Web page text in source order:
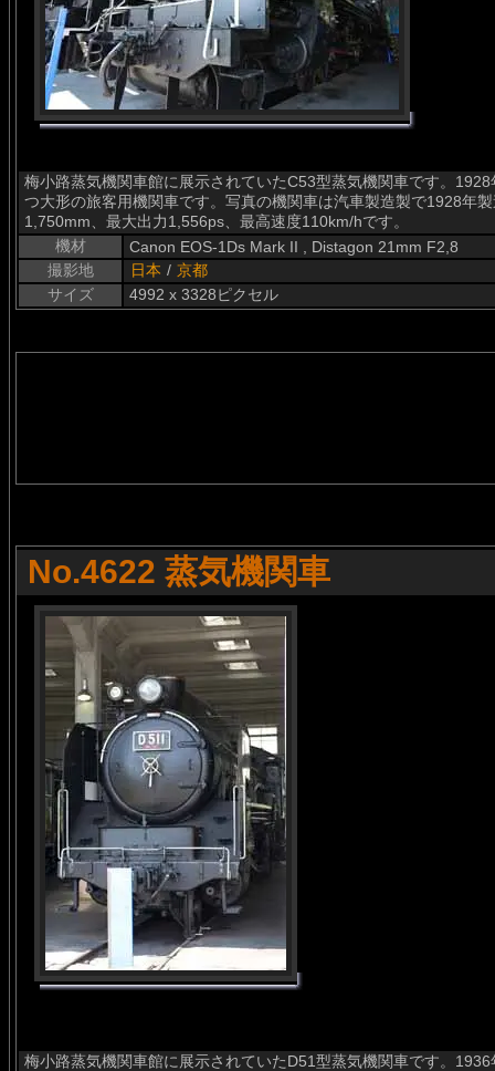
梅小路蒸気機関車館に展示されていたC53型蒸気機関車です。
つ大形の旅客用機関車です。写真の機関車は汽車製造製で1928年
1,750mm、最大出力1,556ps、最高速度110km/hです。
機材
Canon EOS-1Ds Mark II , Distagon 21mm F2,8
撮影地
日本 / 京都
サイズ
4992 x 3328ピクセル
No.4622 蒸気機関車
梅小路蒸気機関車館に展示されていたD51型蒸気機関車です。